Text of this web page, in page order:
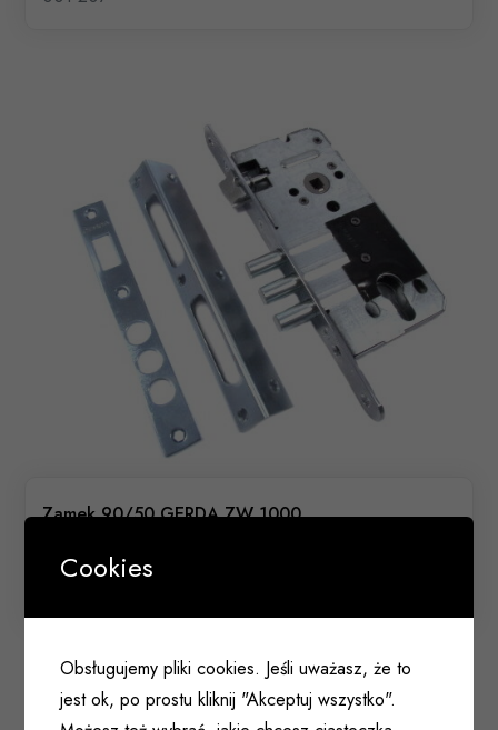
Zamek 90/50 GERDA ZW 1000
Cookies
Obsługujemy pliki cookies. Jeśli uważasz, że to
jest ok, po prostu kliknij "Akceptuj wszystko".